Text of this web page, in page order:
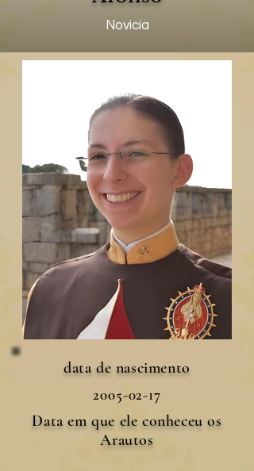
Novicia
data de nascimento
2005-02-17
Data em que ele conheceu os
Arautos